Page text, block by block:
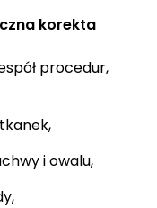
korekta
procedur,
i owalu,